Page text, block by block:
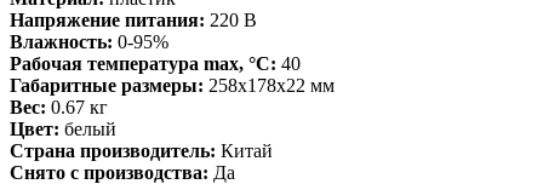
Напряжение питания: 220 В
Влажность: 0-95%
Рабочая температура max, °С: 40
Габаритные размеры: 258x178x22 мм
Вес: 0.67 кг
Цвет: белый
Страна производитель: Китай
Снято с производства: Да